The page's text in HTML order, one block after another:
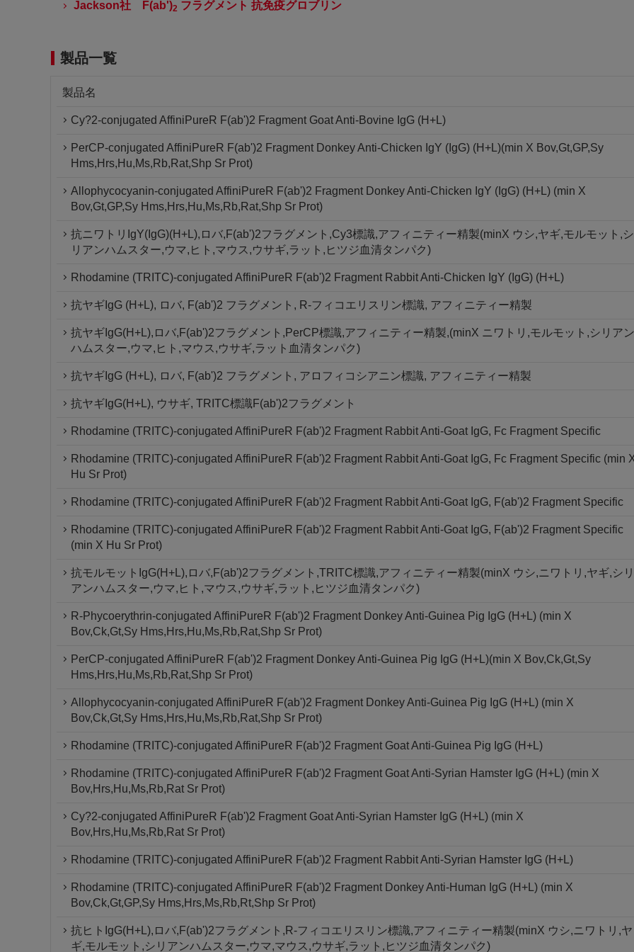
Jackson社 F(ab')2 フラグメント 抗免疫グロブリン
製品一覧
製品名
Cy?2-conjugated AffiniPureR F(ab')2 Fragment Goat Anti-Bovine IgG (H+L)
PerCP-conjugated AffiniPureR F(ab')2 Fragment Donkey Anti-Chicken IgY (IgG) (H+L)(min X Bov,Gt,GP,Sy
Hms,Hrs,Hu,Ms,Rb,Rat,Shp Sr Prot)
Allophycocyanin-conjugated AffiniPureR F(ab')2 Fragment Donkey Anti-Chicken IgY (IgG) (H+L) (min X
Bov,Gt,GP,Sy Hms,Hrs,Hu,Ms,Rb,Rat,Shp Sr Prot)
抗ニワトリIgY(IgG)(H+L),ロバ,F(ab')2フラグメント,Cy3標識,アフィニティー精製(minX ウシ,ヤギ,モルモット,シ
リアンハムスター,ウマ,ヒト,マウス,ウサギ,ラット,ヒツジ血清タンパク)
Rhodamine (TRITC)-conjugated AffiniPureR F(ab')2 Fragment Rabbit Anti-Chicken IgY (IgG) (H+L)
抗ヤギIgG (H+L), ロバ, F(ab')2 フラグメント, R-フィコエリスリン標識, アフィニティー精製
抗ヤギIgG(H+L),ロバ,F(ab')2フラグメント,PerCP標識,アフィニティー精製,(minX ニワトリ,モルモット,シリアン
ハムスター,ウマ,ヒト,マウス,ウサギ,ラット血清タンパク)
抗ヤギIgG (H+L), ロバ, F(ab')2 フラグメント, アロフィコシアニン標識, アフィニティー精製
抗ヤギIgG(H+L), ウサギ, TRITC標識F(ab')2フラグメント
Rhodamine (TRITC)-conjugated AffiniPureR F(ab')2 Fragment Rabbit Anti-Goat IgG, Fc Fragment Specific
Rhodamine (TRITC)-conjugated AffiniPureR F(ab')2 Fragment Rabbit Anti-Goat IgG, Fc Fragment Specific (min
Hu Sr Prot)
Rhodamine (TRITC)-conjugated AffiniPureR F(ab')2 Fragment Rabbit Anti-Goat IgG, F(ab')2 Fragment Specific
Rhodamine (TRITC)-conjugated AffiniPureR F(ab')2 Fragment Rabbit Anti-Goat IgG, F(ab')2 Fragment Specific
(min X Hu Sr Prot)
抗モルモットIgG(H+L),ロバ,F(ab')2フラグメント,TRITC標識,アフィニティー精製(minX ウシ,ニワトリ,ヤギ,シリ
アンハムスター,ウマ,ヒト,マウス,ウサギ,ラット,ヒツジ血清タンパク)
R-Phycoerythrin-conjugated AffiniPureR F(ab')2 Fragment Donkey Anti-Guinea Pig IgG (H+L) (min X
Bov,Ck,Gt,Sy Hms,Hrs,Hu,Ms,Rb,Rat,Shp Sr Prot)
PerCP-conjugated AffiniPureR F(ab')2 Fragment Donkey Anti-Guinea Pig IgG (H+L)(min X Bov,Ck,Gt,Sy
Hms,Hrs,Hu,Ms,Rb,Rat,Shp Sr Prot)
Allophycocyanin-conjugated AffiniPureR F(ab')2 Fragment Donkey Anti-Guinea Pig IgG (H+L) (min X
Bov,Ck,Gt,Sy Hms,Hrs,Hu,Ms,Rb,Rat,Shp Sr Prot)
Rhodamine (TRITC)-conjugated AffiniPureR F(ab')2 Fragment Goat Anti-Guinea Pig IgG (H+L)
Rhodamine (TRITC)-conjugated AffiniPureR F(ab')2 Fragment Goat Anti-Syrian Hamster IgG (H+L) (min X
Bov,Hrs,Hu,Ms,Rb,Rat Sr Prot)
Cy?2-conjugated AffiniPureR F(ab')2 Fragment Goat Anti-Syrian Hamster IgG (H+L) (min X
Bov,Hrs,Hu,Ms,Rb,Rat Sr Prot)
Rhodamine (TRITC)-conjugated AffiniPureR F(ab')2 Fragment Rabbit Anti-Syrian Hamster IgG (H+L)
Rhodamine (TRITC)-conjugated AffiniPureR F(ab')2 Fragment Donkey Anti-Human IgG (H+L) (min X
Bov,Ck,Gt,GP,Sy Hms,Hrs,Ms,Rb,Rt,Shp Sr Prot)
抗ヒトIgG(H+L),ロバ,F(ab')2フラグメント,R-フィコエリスリン標識,アフィニティー精製(minX ウシ,ニワトリ,ヤ
ギ,モルモット,シリアンハムスター,ウマ,マウス,ウサギ,ラット,ヒツジ血清タンパク)